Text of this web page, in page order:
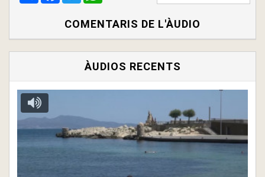
COMENTARIS DE L'ÀUDIO
ÀUDIOS RECENTS